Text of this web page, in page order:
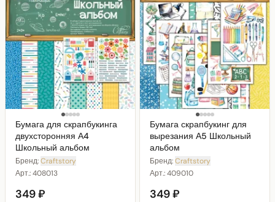
Бумага для скрапбукинга
двухсторонняя А4
Школьный альбом
Бренд:Craftstory
Арт.:408013
349 ₽
Бумага скрапбукинг для
вырезания А5 Школьный
альбом
Бренд:Craftstory
Арт.:409010
349 ₽